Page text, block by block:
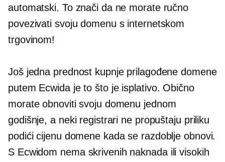
automatski. To znači da ne morate ručno
povezivati ​​svoju domenu s internetskom
trgovinom!
Još jedna prednost kupnje prilagođene domene
putem Ecwida je to što je isplativo. Obično
morate obnoviti svoju domenu jednom
godišnje, a neki registrari ne propuštaju priliku
podići cijenu domene kada se razdoblje obnovi.
S Ecwidom nema skrivenih naknada ili visokih